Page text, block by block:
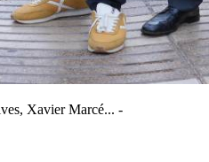
Xavier Marcé... -